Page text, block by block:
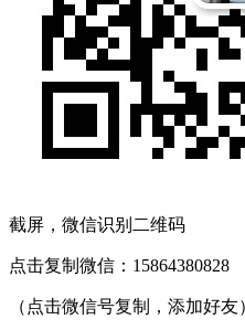
截屏，微信识别二维码
点击复制微信：15864380828
（点击微信号复制，添加好友